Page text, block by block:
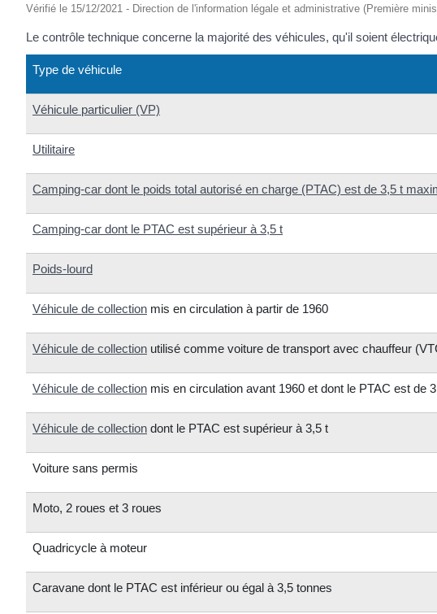
Vérifié le 15/12/2021 - Direction de l'information légale et administrative (Première
Le contrôle technique concerne la majorité des véhicules, qu'il soient
Type de véhicule
Véhicule particulier (VP)
Utilitaire
Camping-car dont le poids total autorisé en charge (PTAC) est de 3,5 t
Camping-car dont le PTAC est supérieur à 3,5 t
Poids-lourd
Véhicule de collection mis en circulation à partir de 1960
Véhicule de collection utilisé comme voiture de transport avec chauffeur
Véhicule de collection mis en circulation avant 1960 et dont le PTAC est de
Véhicule de collection dont le PTAC est supérieur à 3,5 t
Voiture sans permis
Moto, 2 roues et 3 roues
Quadricycle à moteur
Caravane dont le PTAC est inférieur ou égal à 3,5 tonnes